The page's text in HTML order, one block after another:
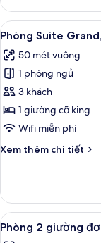
Phòng
Suite
Cao
Xem
tất
cả
ảnh
Phòng
Suite
Grand,
cảnh
7
Phòng Suite
50 mét vuông
1 phòng ngủ
3 khách
1 giường cỡ king
Wifi miễn phí
Xem thêm chi tiết
Chi
Phòng
Suite
Grand,
quang
Xem
tất
6
Phòng 2 giường